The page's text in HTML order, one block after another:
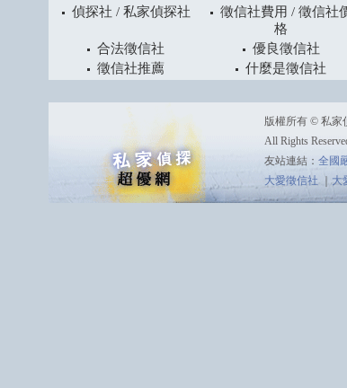
偵探社 / 私家偵探社
徵信社費用 / 徵信社
格
合法徵信社
優良徵信社
徵信社推薦
什麼是徵信社
版權所有 © 私家
All Rights
友站連結： 全國
大愛徵信社 ｜大